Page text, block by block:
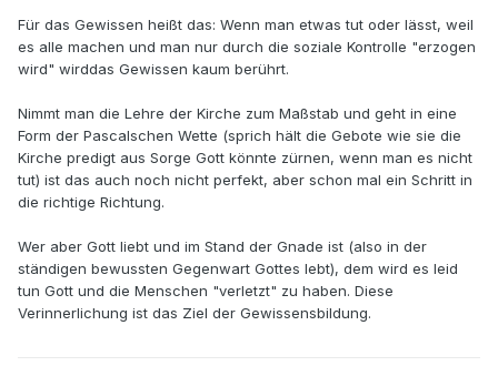
Für das Gewissen heißt das: Wenn man etwas tut oder lässt, weil
es alle machen und man nur durch die soziale Kontrolle "erzogen
wird" wirddas Gewissen kaum berührt.
Nimmt man die Lehre der Kirche zum Maßstab und geht in eine
Form der Pascalschen Wette (sprich hält die Gebote wie sie die
Kirche predigt aus Sorge Gott könnte zürnen, wenn man es nicht
tut) ist das auch noch nicht perfekt, aber schon mal ein Schritt in
die richtige Richtung.
Wer aber Gott liebt und im Stand der Gnade ist (also in der
ständigen bewussten Gegenwart Gottes lebt), dem wird es leid
tun Gott und die Menschen "verletzt" zu haben. Diese
Verinnerlichung ist das Ziel der Gewissensbildung.